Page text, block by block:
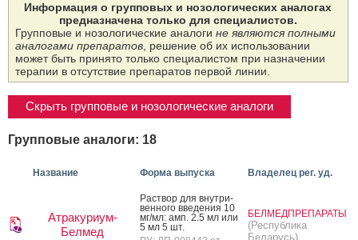
Информация о групповых и нозологических аналогах
предназначена только для специалистов.
Групповые и нозологические аналоги не являются полными
аналогами препаратов, решение об их использовании
может быть принято только специалистом при назначении
терапии в отсутствие препаратов первой линии.
Скрыть групповые и нозологические аналоги
Групповые аналоги: 18
Название Форма выпуска Владелец рег. уд.
Атракуриум-
Белмед
Рас­твор для внут­ри­
вен­но­го вве­дения 10
мг/мл: амп. 2.5 мл или
5 мл 5 шт.
БЕЛМЕДПРЕПАРАТЫ
(Республика
Беларусь)